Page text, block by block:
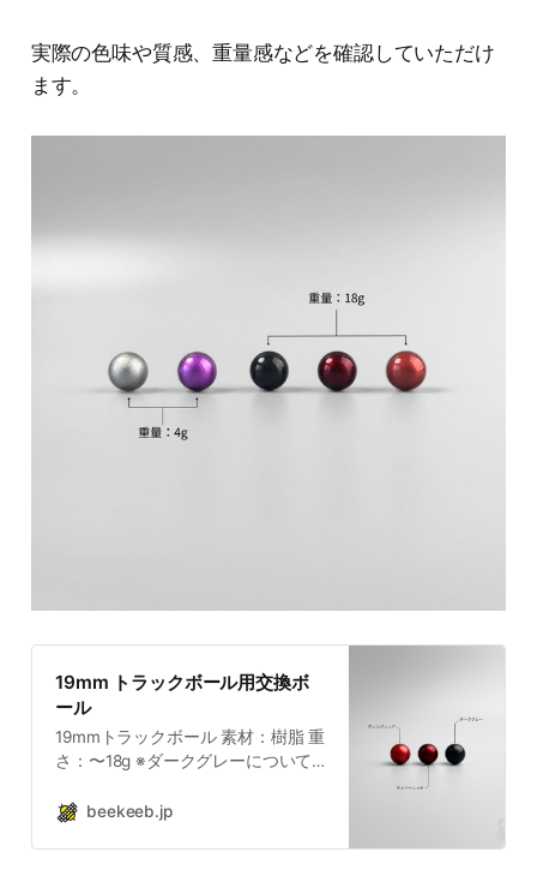
実際の色味や質感、重量感などを確認していただけ
ます。
19mm トラックボール用交換ボ
ール
19mmトラックボール 素材：樹脂 重
さ：〜18g ※ダークグレーについて
作に差が出る可能性がございます。
beekeeb.jp